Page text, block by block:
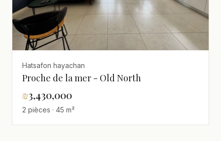
Hatsafon hayachan
Proche de la mer - Old North
₪3,430,000
2 pièces · 45 m²